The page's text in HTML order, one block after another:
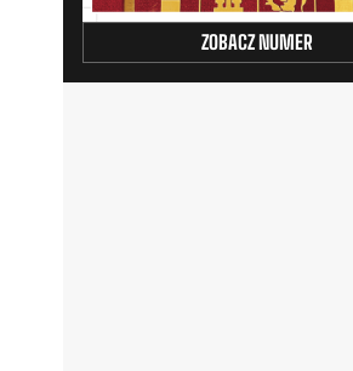
ZOBACZ NUMER